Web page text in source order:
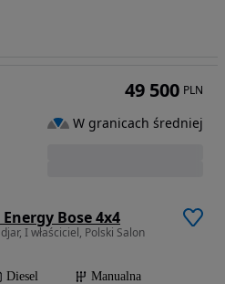
Bose 4x4
I właściciel, Polski Salon
Diesel
Manualna
49 500 PLN
W granicach średniej